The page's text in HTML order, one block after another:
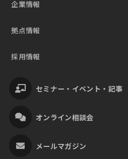
セミナー・イベント・記事
オンライン相談会
メールマガジン
企業情報
拠点情報
採用情報